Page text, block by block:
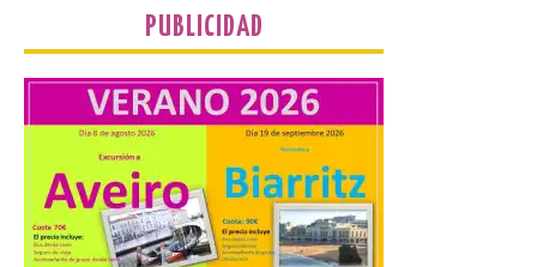
motivo del eclipse de sol
10 Ago 2026
La cita, que se celebrará el
12 de agosto en el
enlosado de la Catedral,
incluye el estreno absoluto
de una composición del
músico segoviano Geni Uñón. Turismo de
Segovia lanza el Premio Internacional de
PUBLICIDAD